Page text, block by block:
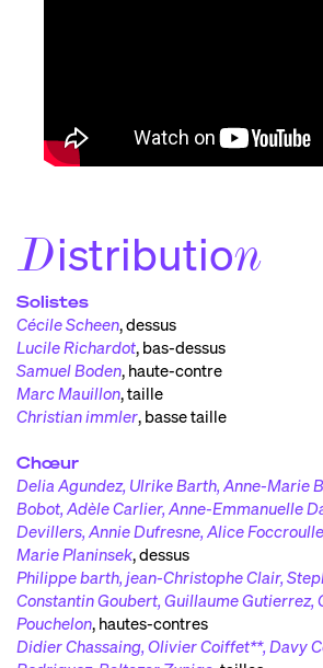
Distribution
Solistes
Cécile Scheen,dessus
Lucile Richardot, bas-dessus
Samuel Boden, haute-contre
Marc Mauillon,taille
Christian immler, basse taille
Chœur
Delia Agundez, Ulrike Barth, Anne-Marie
Bobot, Adèle Carlier, Anne-Emmanuelle
Devillers, Annie Dufresne, Alice
Marie Planinsek,dessus
Philippe barth, jean-Christophe Clair,
Constantin Goubert, Guillaume Gutierrez,
Pouchelon, hautes-contres
Didier Chassaing, Olivier Coiffet**, Davy